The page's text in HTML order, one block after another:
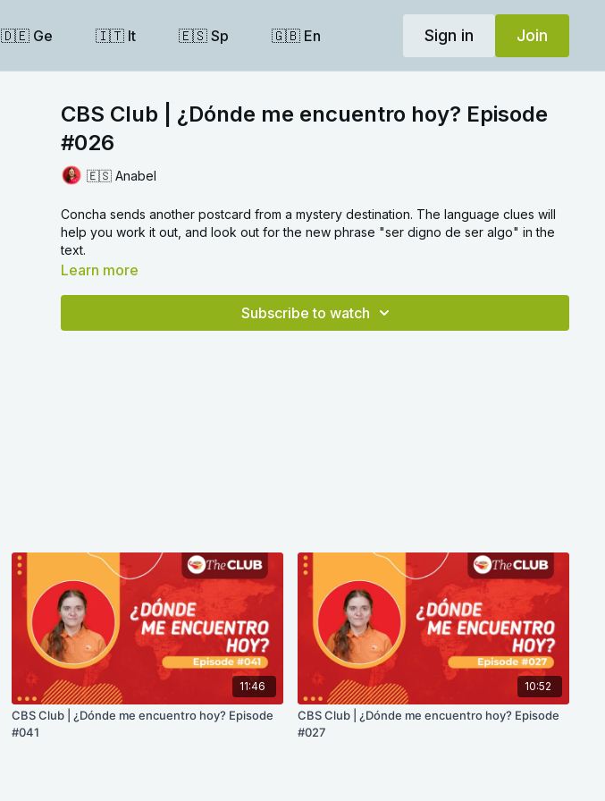
🇩🇪 Ge 🇮🇹 It 🇪🇸 Sp 🇬🇧 En Sign in Join
CBS Club | ¿Dónde me encuentro hoy? Episode
#026
🇪🇸 Anabel
Concha sends another postcard from a mystery destination. The language clues will
help you work it out, and look out for the new phrase "ser digno de ser algo" in the
text.
Learn more
Subscribe to watch
11:46
CBS Club | ¿Dónde me encuentro hoy? Episode
#041
10:52
CBS Club | ¿Dónde me encuentro hoy? Episode
#027